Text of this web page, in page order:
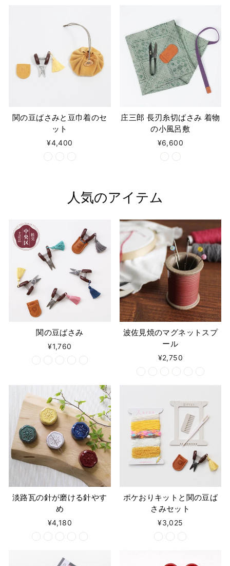
関の豆ばさみと豆巾着のセ
ット
¥4,400
庄三郎 長刃糸切ばさみ 着物
の小風呂敷
¥6,600
人気のアイテム
関の豆ばさみ
¥1,760
波佐見焼のマグネットスプ
ール
¥2,750
淡路瓦の針が磨ける針やす
め
¥4,180
ポケおりキットと関の豆ば
さみセット
¥3,025